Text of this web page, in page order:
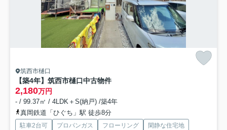
筑西市樋口
【築4年】筑西市樋口中古物件
2,180万円
- / 99.37㎡ / 4LDK＋S(納戸) /築4年
真岡鉄道「ひぐち」駅 徒歩8分
駐車2台可 プロパンガス フローリング
閑静な住宅地